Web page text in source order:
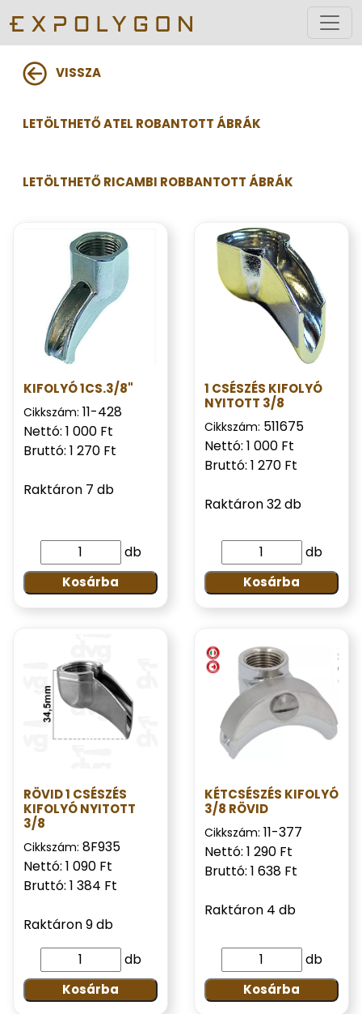
VISSZA
LETÖLTHETŐ ATEL ROBANTOTT ÁBRÁK
LETÖLTHETŐ RICAMBI ROBBANTOTT ÁBRÁK
KIFOLYÓ 1CS.3/8"
Cikkszám: 11-428
Nettó: 1 000 Ft
Bruttó: 1 270 Ft
Raktáron 7 db
db
Kosárba
1 CSÉSZÉS KIFOLYÓ
NYITOTT 3/8
Cikkszám: 511675
Nettó: 1 000 Ft
Bruttó: 1 270 Ft
Raktáron 32 db
db
Kosárba
RÖVID 1 CSÉSZÉS
KIFOLYÓ NYITOTT
3/8
Cikkszám: 8F935
Nettó: 1 090 Ft
Bruttó: 1 384 Ft
Raktáron 9 db
db
Kosárba
KÉTCSÉSZÉS KIFOLYÓ
3/8 RÖVID
Cikkszám: 11-377
Nettó: 1 290 Ft
Bruttó: 1 638 Ft
Raktáron 4 db
db
Kosárba